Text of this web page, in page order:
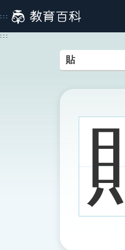
到
主
:::
:::